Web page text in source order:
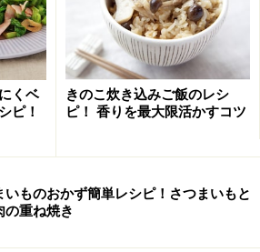
のオリーブ煮
輪切りにし、玉ねぎは繊維にそっ
。塩(分量外)、こしょう(分量外)を
くベ
ピ！
きのこ炊き込みご飯のレシ
ピ！ 香りを最大限活かすコツ
いものおかず簡単レシピ！さつまいもと
の重ね焼き